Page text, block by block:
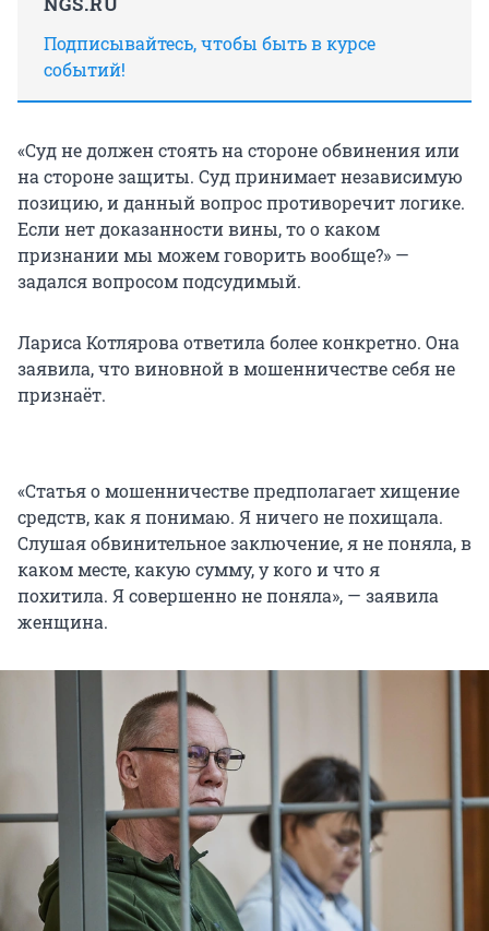
Подписывайтесь, чтобы быть в курсе
событий!
«Суд не должен стоять на стороне обвинения или
на стороне защиты. Суд принимает независимую
позицию, и данный вопрос противоречит логике.
Если нет доказанности вины, то о каком
признании мы можем говорить вообще?» —
задался вопросом подсудимый.
Лариса Котлярова ответила более конкретно. Она
заявила, что виновной в мошенничестве себя не
признаёт.
«Статья о мошенничестве предполагает хищение
средств, как я понимаю. Я ничего не похищала.
Слушая обвинительное заключение, я не поняла, в
каком месте, какую сумму, у кого и что я
похитила. Я совершенно не поняла», — заявила
женщина.